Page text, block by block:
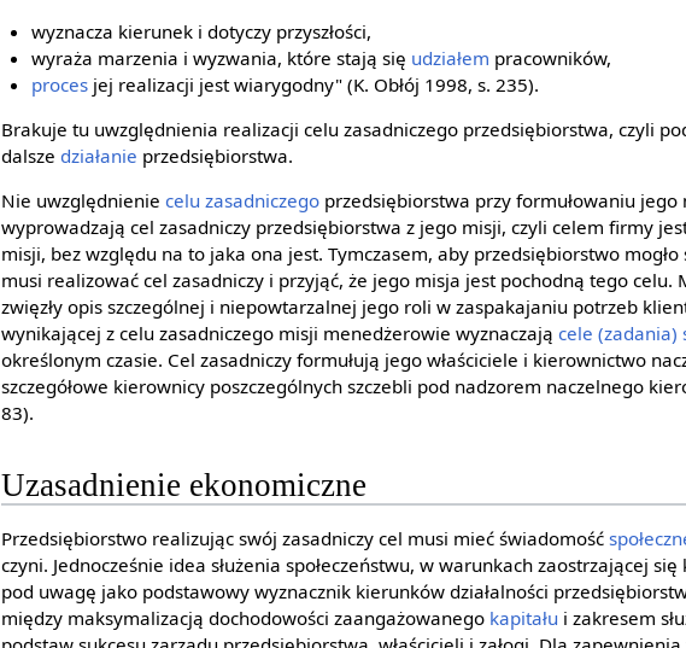
wyznacza kierunek i dotyczy przyszłości,
wyraża marzenia i wyzwania, które stają się udziałem pracowników,
procesjej realizacji jest wiarygodny" (K. Obłój 1998, s. 235).
Brakuje tu uwzględnienia realizacji celu zasadniczego przedsiębiorstwa, czyli
dalsze działanie przedsiębiorstwa.
Nie uwzględnieniecelu zasadniczego przedsiębiorstwa przy formułowaniu
wyprowadzają cel zasadniczy przedsiębiorstwa z jego misji, czyli celem firmy
misji, bez względu na to jaka ona jest. Tymczasem, aby przedsiębiorstwo
musi realizować cel zasadniczy i przyjąć, że jego misja jest pochodną tego celu.
zwięzły opis szczególnej i niepowtarzalnej jego roli w zaspakajaniu potrzeb
wynikającej z celu zasadniczego misji menedżerowie wyznaczającele (zadania)
określonym czasie. Cel zasadniczy formułują jego właściciele i kierownictwo
szczegółowe kierownicy poszczególnych szczebli pod nadzorem naczelnego
83).
Uzasadnienie ekonomiczne
Przedsiębiorstwo realizując swój zasadniczy cel musi mieć świadomość
czyni. Jednocześnie idea służenia społeczeństwu, w warunkach zaostrzającej
pod uwagę jako podstawowy wyznacznik kierunków działalności
między maksymalizacją dochodowości zaangażowanego kapitału i zakresem